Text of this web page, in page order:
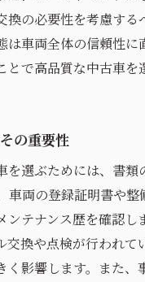
換の必要性を考慮する
は車両全体の信頼性に
とで高品質な中古車を
の重要性
を選ぶためには、書類
車両の登録証明書や整
ンテナンス歴を確認し
交換や点検が行われて
く影響します。また、